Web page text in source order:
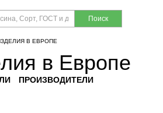
Поиск
В ЕВРОПЕ
в Европе
ПРОИЗВОДИТЕЛИ